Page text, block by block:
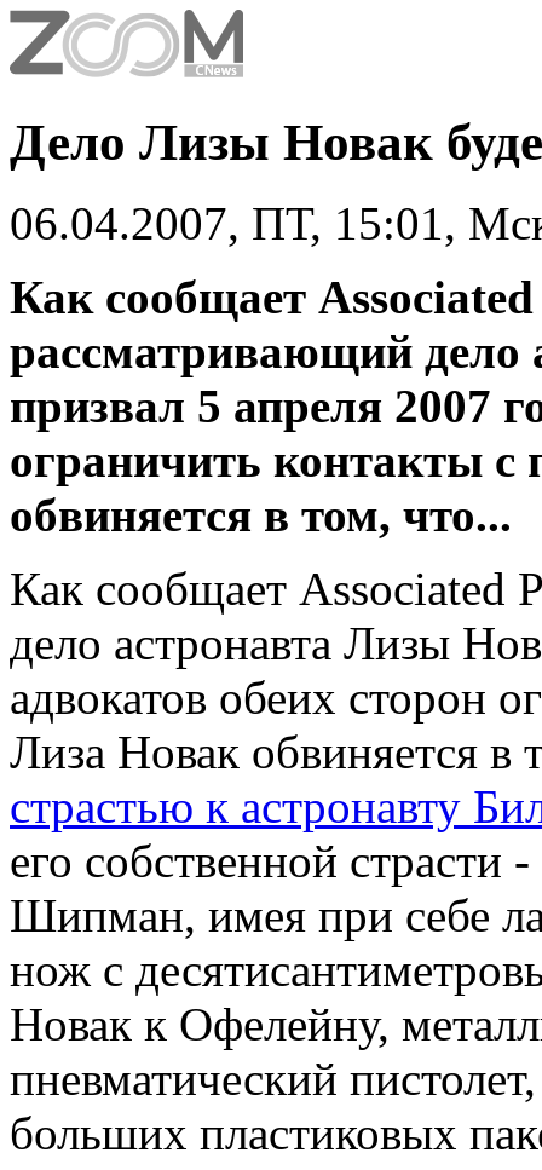
Дело Лизы Новак
06.04.2007, ПТ, 15:01,
Как сообщает Associated
рассматривающий дело
призвал 5 апреля 2007
ограничить контакты с
обвиняется в том, что...
Как сообщает Associated
дело астронавта Лизы
адвокатов обеих сторон
Лиза Новак обвиняется в
страстью к астронавту
его собственной
Шипман, имея при себе
нож с
Новак к Офелейну,
пневматический
больших пластиковых